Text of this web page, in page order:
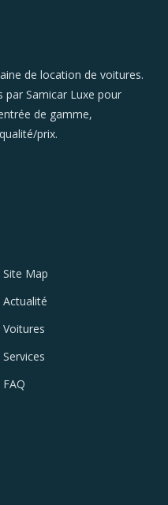
de location de voitures.
par Samicar Luxe pour
de gamme,
prix.
Site Map
Actualité
Voitures
Services
FAQ